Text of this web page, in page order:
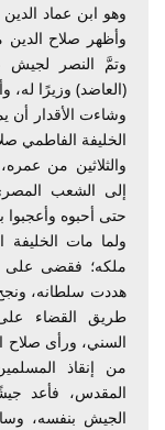
وهو ابن عماد
وأظهر صلاح الدين
وتمَّ النصر لجيش
(العاضد) وزيرًا له،
الخليفة الفاطمي
والثلاثين من
إلى الشعب
حتى أحبوه
ولما مات
ملكه؛ فقضى على
هددت سلطانه،
طريق القضاء على
السني، ورأى صلاح
من إنقاذ
المقدس، فأعد
الجيش بنفسه،